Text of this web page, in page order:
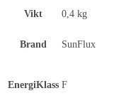
Vikt 0,4 kg
Brand SunFlux
EnergiKlass F